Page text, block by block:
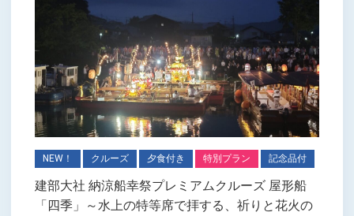
NEW！ クルーズ 夕食付き 特別プラン 記念品付
建部大社 納涼船幸祭プレミアムクルーズ 屋形船
「四季」～水上の特等席で拝する、祈りと花火の